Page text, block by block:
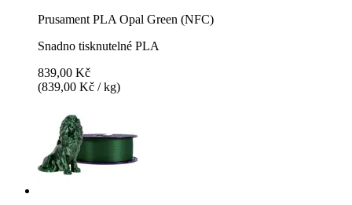
Prusament PLA Opal Green (NFC)
Snadno tisknutelné PLA
839,00 Kč
(839,00 Kč / kg)